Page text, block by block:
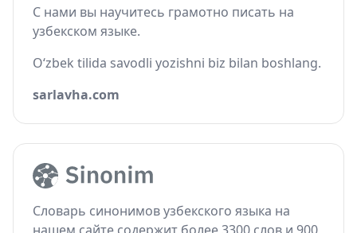
С нами вы научитесь грамотно писать на
узбекском языке.
O‘zbek tilida savodli yozishni biz bilan boshlang.
sarlavha.com
Словарь синонимов узбекского языка на